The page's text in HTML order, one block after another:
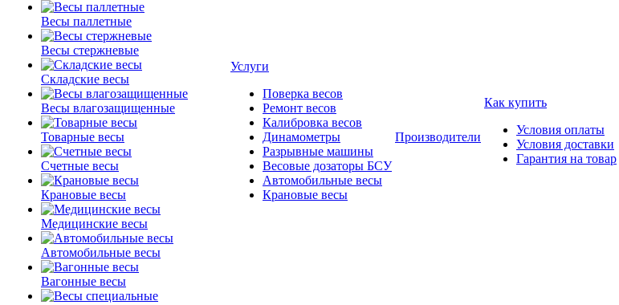
Весы паллетные
Весы стержневые
Складские весы
Весы влагозащищенные
Товарные весы
Счетные весы
Крановые весы
Медицинские весы
Автомобильные весы
Вагонные весы
Услуги
Поверка весов
Ремонт весов
Калибровка весов
Динамометры
Разрывные машины
Весовые дозаторы БСУ
Автомобильные весы
Крановые весы
Производители
Как купить
Условия оплаты
Условия доставки
Гарантия на товар